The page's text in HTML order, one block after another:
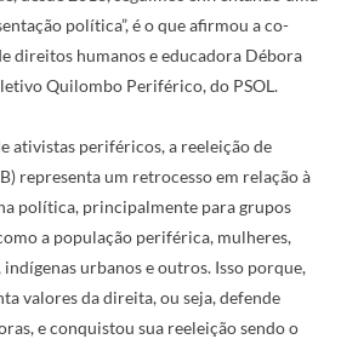
política”, é o que afirmou a co-
direitos humanos e educadora Débora
Quilombo Periférico, do PSOL.
ativistas periféricos, a reeleição de
representa um retrocesso em relação à
política, principalmente para grupos
a população periférica, mulheres,
indígenas urbanos e outros. Isso porque,
valores da direita, ou seja, defende
e conquistou sua reeleição sendo o